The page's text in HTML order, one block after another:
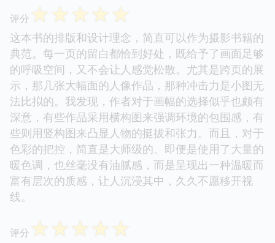
评分 ☆☆☆☆☆
这本书的排版和设计理念，简直可以作为摄影书籍的
典范。每一页的留白都恰到好处，既给予了画面足够
的呼吸空间，又不会让人感觉松散。尤其是跨页的展
示，那几张大幅面的人像作品，那种冲击力是小图无
法比拟的。我发现，作者对于画幅的选择似乎也颇有
深意，有些作品采用横构图来强调环境的包围感，有
些则用竖构图来凸显人物的挺拔和张力。而且，对于
色彩的把控，简直是大师级的。即便是使用了大量的
暖色调，也丝毫没有油腻感，而是呈现出一种温暖而
富有层次的质感，让人沉浸其中，久久不愿移开视
线。
评分 ☆☆☆☆☆